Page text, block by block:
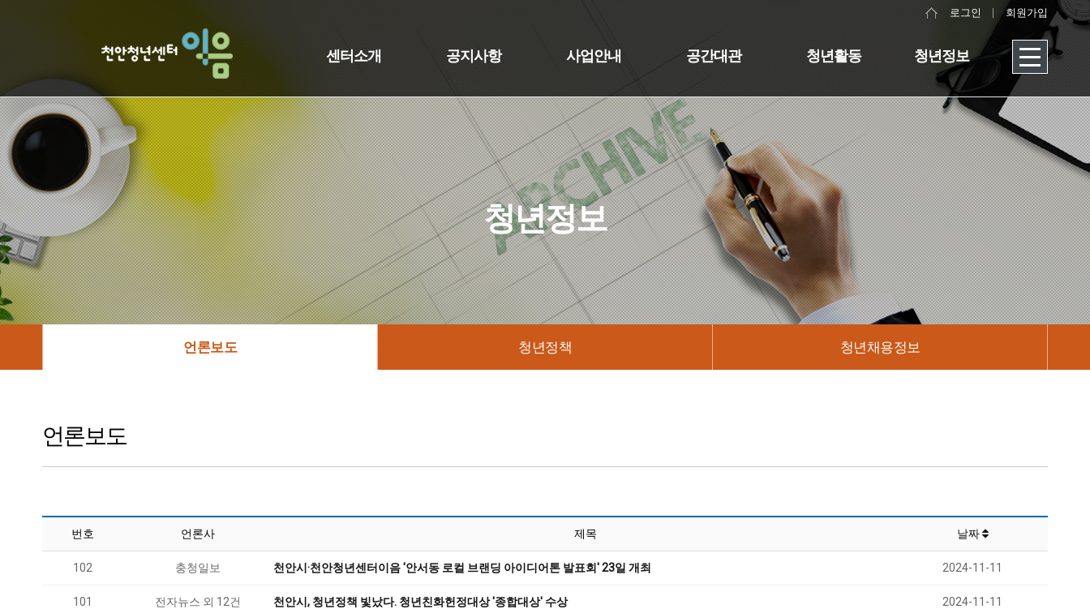
로그인 회원가입
센터소개 공지사항 사업안내 공간대관 청년활동 청년정보
청년정보
언론보도 청년정책 청년채용정보
언론보도
번호 언론사 제목 날짜
102 충청일보 천안시·천안청년센터이음 '안서동 로컬 브랜딩 아이디어톤 발표회' 23일 개최 2024-11-11
101 전자뉴스 외 12건 천안시, 청년정책 빛났다. 청년친화헌정대상 '종합대상' 수상 2024-11-11